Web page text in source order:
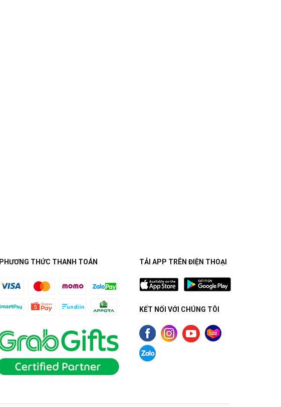
PHƯƠNG THỨC THANH TOÁN TẢI APP TRÊN ĐIỆN THOẠI
KẾT NỐI VỚI CHÚNG TÔI